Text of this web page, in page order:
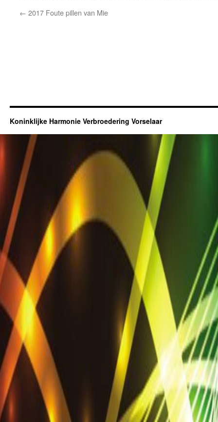
← 2017 Foute pillen van Mie
Koninklijke Harmonie Verbroedering Vorselaar